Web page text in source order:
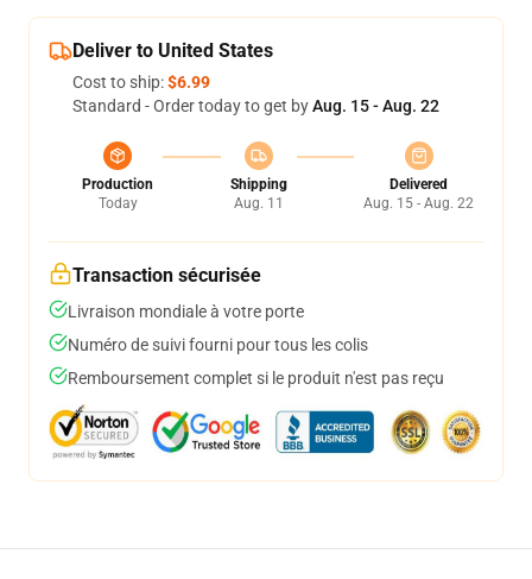
Deliver to United States
Cost to ship:$6.99
Standard - Order today to get byAug. 15 - Aug. 22
Production
Today
Shipping
Aug. 11
Delivered
Aug. 15 - Aug. 22
Transaction sécurisée
Livraison mondiale à votre porte
Numéro de suivi fourni pour tous les colis
Remboursement complet si le produit n'est pas reçu